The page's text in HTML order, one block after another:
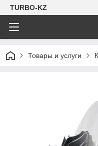
TURBO-KZ
Товары и услуги